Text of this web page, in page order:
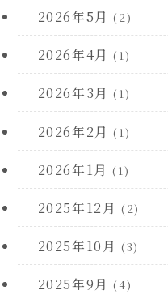
2026年5月 (2)
2026年4月 (1)
2026年3月 (1)
2026年2月 (1)
2026年1月 (1)
2025年12月 (2)
2025年10月 (3)
2025年9月 (4)